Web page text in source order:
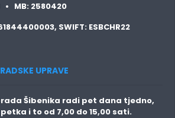
• MB: 2580420
SWIFT: ESBCHR22
UPRAVE
Šibenika radi pet dana tjedno,
i to od 7,00 do 15,00 sati.